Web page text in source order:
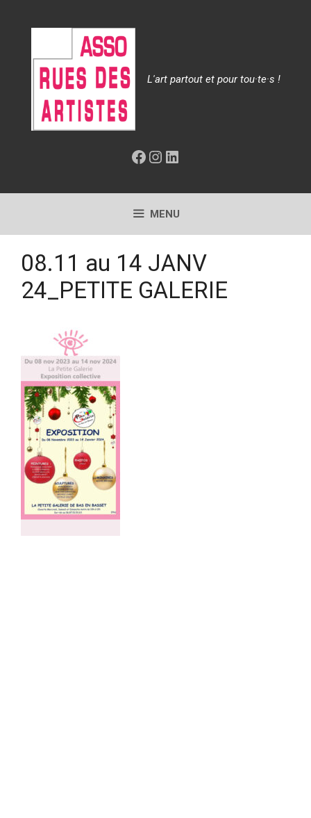
L'art partout et pour tou·te·s !
Facebook
Instagram
LinkedIn
MENU
08.11 au 14 JANV
24_PETITE GALERIE